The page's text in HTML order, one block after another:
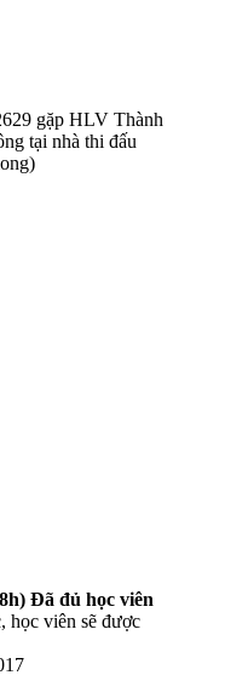
gặp HLV Thành
tại nhà thi đấu
Đã đủ học viên
viên sẽ được